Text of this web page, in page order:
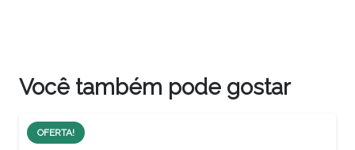
Você também pode gostar
OFERTA!